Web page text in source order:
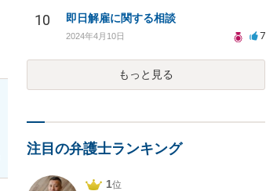
10 即日解雇に関する相談
2024年4月10日 7
もっと見る
注目の弁護士ランキング
1位